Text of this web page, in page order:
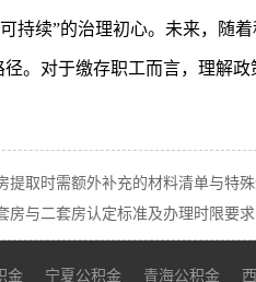
持续”的治理初心。未来，随
径。对于缴存职工而言，理
取时需额外补充的材料清单与特
与二套房认定标准及办理时限要
金 宁夏公积金 青海公积金